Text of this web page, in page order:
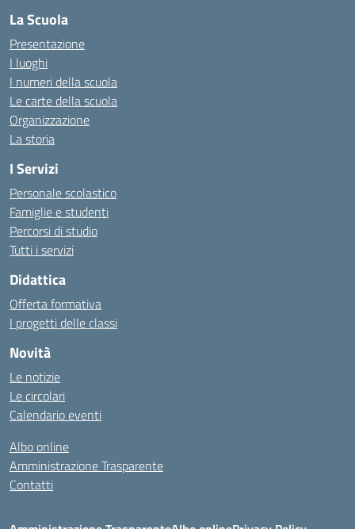
La Scuola
Presentazione
I luoghi
I numeri della scuola
Le carte della scuola
Organizzazione
La storia
I Servizi
Personale scolastico
Famiglie e studenti
Percorsi di studio
Tutti i servizi
Didattica
Offerta formativa
I progetti delle classi
Novità
Le notizie
Le circolari
Calendario eventi
Albo online
Amministrazione Trasparente
Contatti